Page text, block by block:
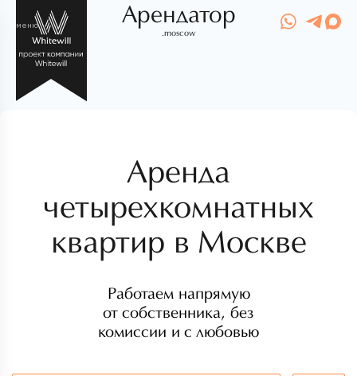
меню Арендатор
.moscow
Аренда
четырехкомнатных
квартир в Москве
Работаем напрямую
от собственника, без
комиссии и с любовью